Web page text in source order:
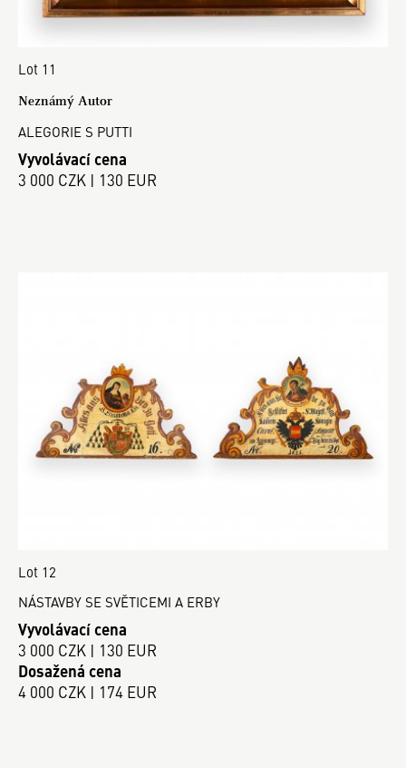
Lot 11
Neznámý Autor
ALEGORIE S PUTTI
Vyvolávací cena
3 000 CZK | 130 EUR
Lot 12
NÁSTAVBY SE SVĚTICEMI A ERBY
Vyvolávací cena
3 000 CZK | 130 EUR
Dosažená cena
4 000 CZK | 174 EUR